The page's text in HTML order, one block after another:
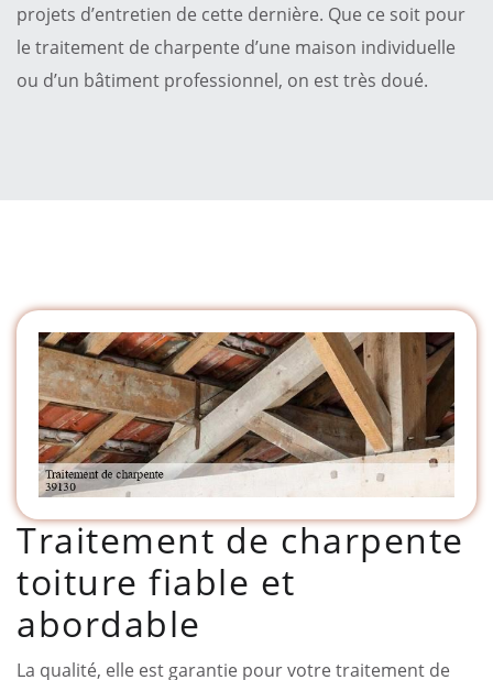
projets d’entretien de cette dernière. Que ce soit pour
le traitement de charpente d’une maison individuelle
ou d’un bâtiment professionnel, on est très doué.
Traitement de charpente
toiture fiable et
abordable
La qualité, elle est garantie pour votre traitement de